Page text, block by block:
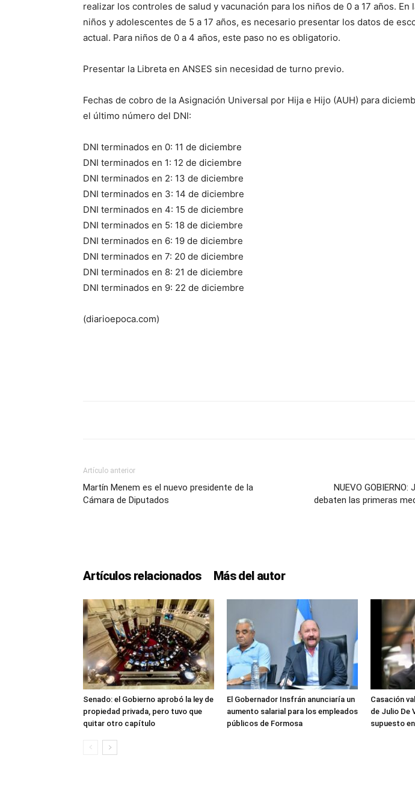
realizar los controles de salud y vacunación para los niños de 0 a 17 años. En
niños y adolescentes de 5 a 17 años, es necesario presentar los datos de
actual. Para niños de 0 a 4 años, este paso no es obligatorio.
Presentar la Libreta en ANSES sin necesidad de turno previo.
Fechas de cobro de la Asignación Universal por Hija e Hijo (AUH) para
el último número del DNI:
DNI terminados en 0: 11 de diciembre
DNI terminados en 1: 12 de diciembre
DNI terminados en 2: 13 de diciembre
DNI terminados en 3: 14 de diciembre
DNI terminados en 4: 15 de diciembre
DNI terminados en 5: 18 de diciembre
DNI terminados en 6: 19 de diciembre
DNI terminados en 7: 20 de diciembre
DNI terminados en 8: 21 de diciembre
DNI terminados en 9: 22 de diciembre
(diarioepoca.com)
Artículo anterior
Martín Menem es el nuevo presidente de la
Cámara de Diputados
NUEVO
debaten las primeras
Artículos relacionados Más del autor
Senado: el Gobierno aprobó la ley de
propiedad privada, pero tuvo que
quitar otro capítulo
El Gobernador Insfrán anunciaría un
aumento salarial para los empleados
públicos de Formosa
Casación
de Julio De
supuesto